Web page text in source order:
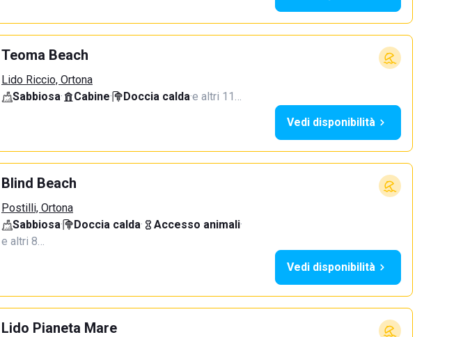
Teoma Beach
Lido Riccio, Ortona
Sabbiosa· Cabine· Doccia calda·e altri 11…
Vedi disponibilità
Blind Beach
Postilli, Ortona
Sabbiosa· Doccia calda· Accesso animali·
e altri 8…
Vedi disponibilità
Lido Pianeta Mare